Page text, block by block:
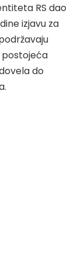
RS dao
izjavu za
postojeća
do